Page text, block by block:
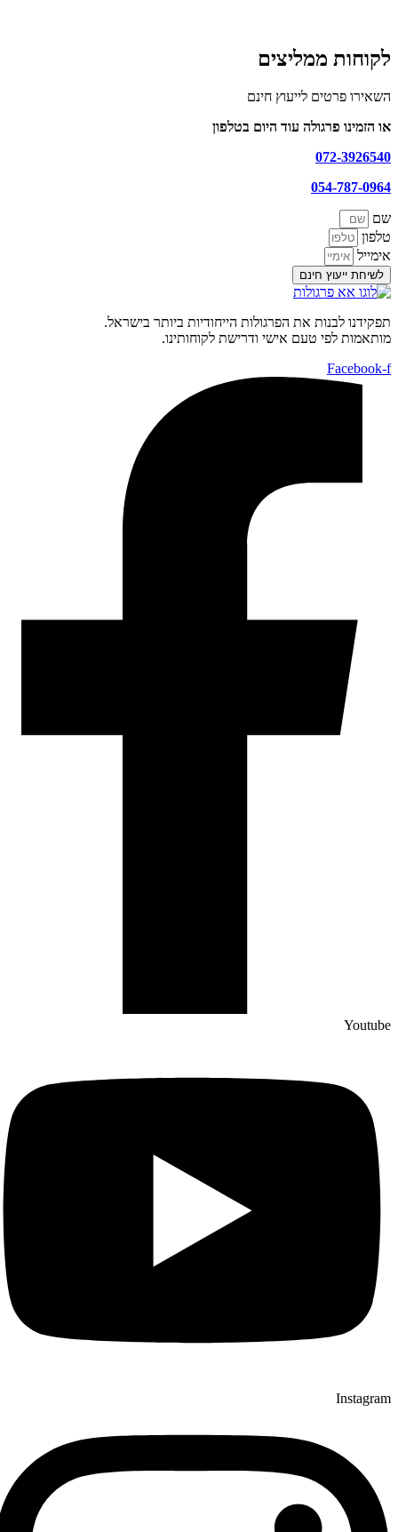
לקוחות ממליצים
השאירו פרטים לייעוץ חינם
או הזמינו פרגולה עוד היום בטלפון
072-3926540
054-787-0964
שם
טלפון
אימייל
לשיחת ייעוץ חינם
תפקידנו לבנות את הפרגולות הייחודיות ביותר בישראל.
מותאמות לפי טעם אישי ודרישת לקוחותינו.
Facebook-f
Youtube
Instagram